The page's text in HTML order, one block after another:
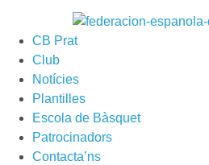
CB Prat
Club
Notícies
Plantilles
Escola de Bàsquet
Patrocinadors
Contacta’ns